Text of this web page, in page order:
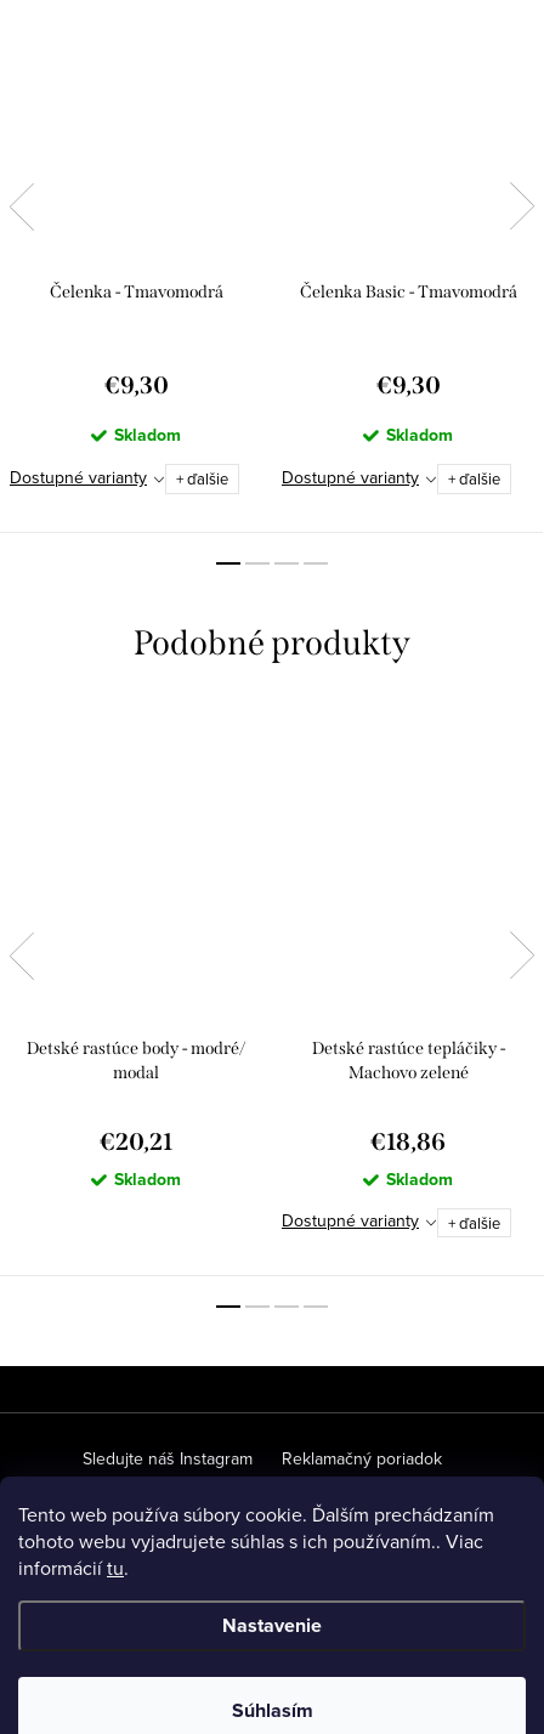
Tento web používa súbory cookie. Ďalším prechádzaním
tohoto webu vyjadrujete súhlas s ich používaním.. Viac
informáciítu.
Nastavenie
Súhlasím
Čelenka - Tmavomodrá
€9,30
Skladom
Dostupné varianty
+ ďalšie
Čelenka Basic - Tmavomodrá
€9,30
Skladom
Dostupné varianty
+ ďalšie
Detské rastúce body - modré/
modal
€20,21
Skladom
Detské rastúce tepláčiky -
Machovo zelené
€18,86
Skladom
Dostupné varianty
+ ďalšie
á
Sledujte náš Instagram Reklamačný poriadok
Ochrana osobných údajov Obchodné podmienky
O našich materiáloch
nastavenie cookies